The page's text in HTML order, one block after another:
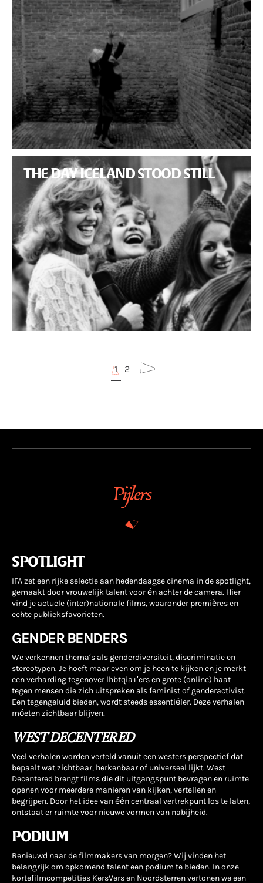
THE DAY ICELAND STOOD STILL
1 2
Volgende
pagina
Pijlers
SPOTLIGHT
IFA zet een rijke selectie aan hedendaagse cinema in de spotlight,
gemaakt door vrouwelijk talent voor én achter de camera. Hier
vind je actuele (inter)nationale films, waaronder premières en
echte publieksfavorieten.
GENDER BENDERS
We verkennen thema’s als genderdiversiteit, discriminatie en
stereotypen. Je hoeft maar even om je heen te kijken en je merkt
een verharding tegenover lhbtqia+’ers en grote (online) haat
tegen mensen die zich uitspreken als feminist of genderactivist.
Een tegengeluid bieden, wordt steeds essentiëler. Deze verhalen
móeten zichtbaar blijven.
WEST DECENTERED
Veel verhalen worden verteld vanuit een westers perspectief dat
bepaalt wat zichtbaar, herkenbaar of universeel lijkt. West
Decentered brengt films die dit uitgangspunt bevragen en ruimte
openen voor meerdere manieren van kijken, vertellen en
begrijpen. Door het idee van één centraal vertrekpunt los te laten,
ontstaat er ruimte voor nieuwe vormen van nabijheid.
PODIUM
Benieuwd naar de filmmakers van morgen? Wij vinden het
belangrijk om opkomend talent een podium te bieden. In onze
kortefilmcompetities KersVers en Noordsterren vertonen we een